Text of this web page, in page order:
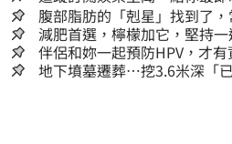
腹部脂肪的「剋星」找到了
囊，瘦出小蠻腰
減肥首選，檸檬加它，堅持
人生
伴侶和妳一起預防HPV，才有
地下墳墓遷葬…挖3.6米深「